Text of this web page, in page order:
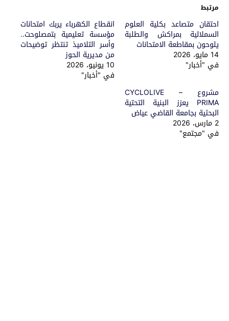
مرتبط
احتقان متصاعد بكلية العلوم
السملالية بمراكش والطلبة
يلوحون بمقاطعة الامتحانات
14 مايو، 2026
في "أخبار"
انقطاع الكهرباء يربك امتحانات
مؤسسة تعليمية بتمصلوحت..
وأسر التلاميذ تنتظر توضيحات
من مديرية الحوز
10 يونيو، 2026
في "أخبار"
مشروع CYCLOLIVE –
PRIMA يعزز البنية التحتية
البحثية بجامعة القاضي عياض
2 مارس، 2026
في "مجتمع"